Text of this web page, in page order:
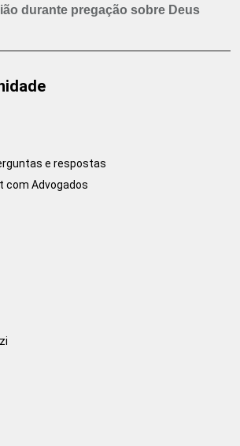
durante pregação sobre Deus
e respostas
Advogados